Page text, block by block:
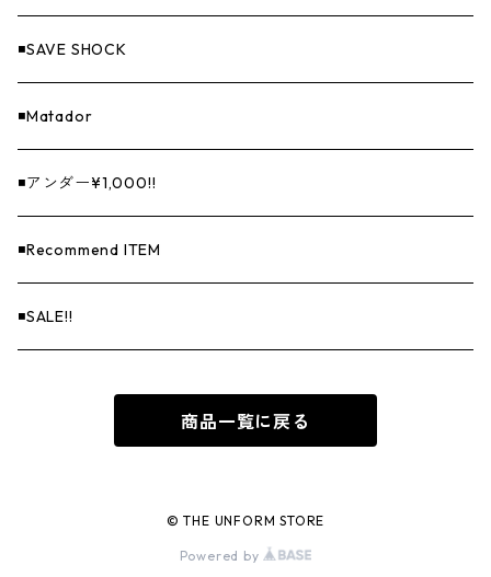
◾️SAVE SHOCK
◾️Matador
◾️アンダー¥1,000!!
◾️Recommend ITEM
◾️SALE!!
商品一覧に戻る
© THE UNFORM STORE
Powered by